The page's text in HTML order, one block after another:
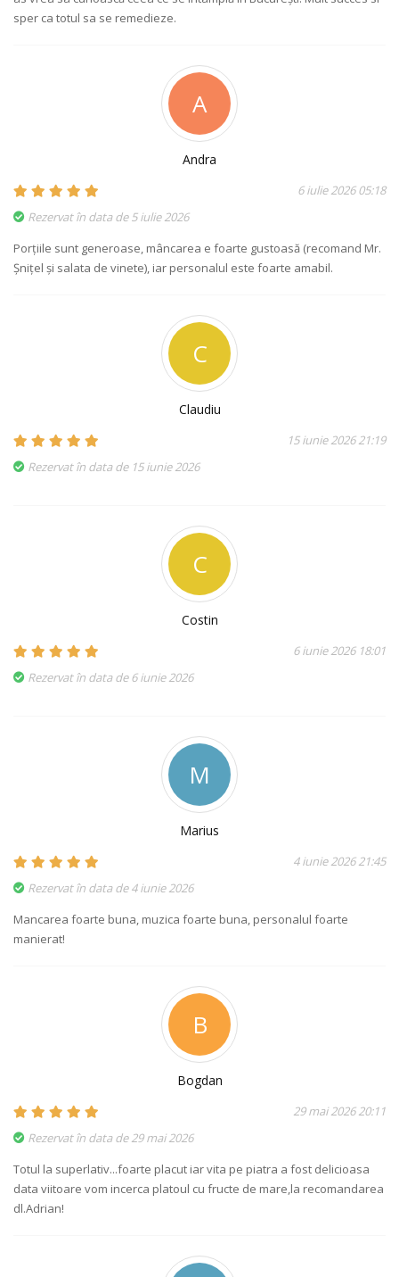
sper ca totul sa se remedieze.
A
Andra
6 iulie 2026 05:18
Rezervat în data de 5 iulie 2026
Porțiile sunt generoase, mâncarea e foarte gustoasă (recomand Mr.
Șnițel și salata de vinete), iar personalul este foarte amabil.
C
Claudiu
15 iunie 2026 21:19
Rezervat în data de 15 iunie 2026
C
Costin
6 iunie 2026 18:01
Rezervat în data de 6 iunie 2026
M
Marius
4 iunie 2026 21:45
Rezervat în data de 4 iunie 2026
Mancarea foarte buna, muzica foarte buna, personalul foarte
manierat!
B
Bogdan
29 mai 2026 20:11
Rezervat în data de 29 mai 2026
Totul la superlativ...foarte placut iar vita pe piatra a fost delicioasa
data viitoare vom incerca platoul cu fructe de mare,la recomandarea
dl.Adrian!